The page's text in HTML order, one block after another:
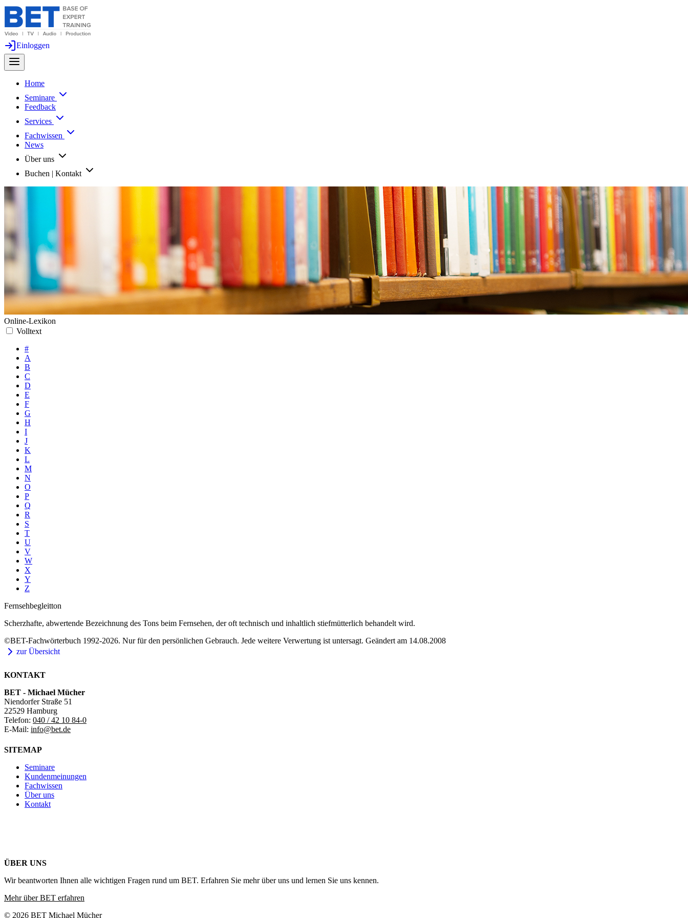
Einloggen
Home
Seminare
Feedback
Services
Fachwissen
News
Über uns
Buchen | Kontakt
Online-Lexikon
Volltext
#
A
B
C
D
E
F
G
H
I
J
K
L
M
N
O
P
Q
R
S
T
U
V
W
X
Y
Z
Fernsehbegleitton
Scherzhafte, abwertende Bezeichnung des Tons beim Fernsehen, der oft technisch und inhaltlich stiefmütterlich behandelt wird.
©BET-Fachwörterbuch 1992-2026. Nur für den persönlichen Gebrauch. Jede weitere Verwertung ist untersagt. Geändert am 14.08.2008
zur Übersicht
KONTAKT
BET - Michael Mücher
Niendorfer Straße 51
22529 Hamburg
Telefon: 040 / 42 10 84-0
E-Mail: info@bet.de
SITEMAP
Seminare
Kundenmeinungen
Fachwissen
Über uns
Kontakt
ÜBER UNS
Wir beantworten Ihnen alle wichtigen Fragen rund um BET. Erfahren Sie mehr über uns und lernen Sie uns kennen.
Mehr über BET erfahren
© 2026 BET Michael Mücher